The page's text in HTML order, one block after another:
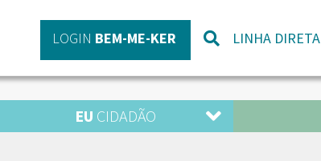
LOGIN BEM-ME-KER LINHA DIRETA
EU CIDADÃO